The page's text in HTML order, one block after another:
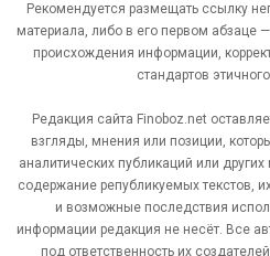
Рекомендуется размещать ссылку
материала, либо в его первом абзаце
происхождения информации,
стандартов
Редакция сайта Finoboz.net
взгляды, мнения или позиции,
аналитических публикаций или
содержание републикуемых текстов,
и возможные последствия
информации редакция не несёт. Все
под ответственность их